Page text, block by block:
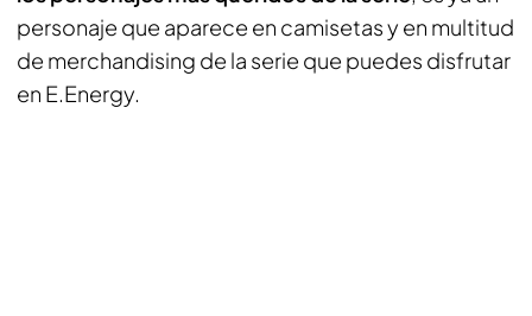
personaje que aparece en camisetas y en multitud
de merchandising de la serie que puedes disfrutar
en E.Energy.